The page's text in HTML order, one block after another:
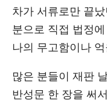
차가 서류로만 끝
분으로 직접 법정
나의 무고함이나
많은 분들이 재판
반성문 한 장을 써